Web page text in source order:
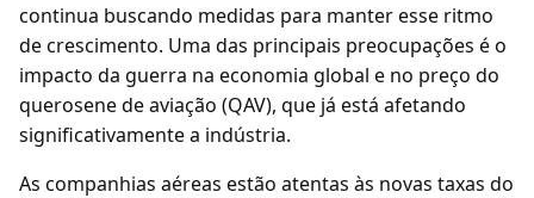
continua buscando medidas para manter esse ritmo
de crescimento. Uma das principais preocupações é o
impacto da guerra na economia global e no preço do
querosene de aviação (QAV), que já está afetando
significativamente a indústria.
As companhias aéreas estão atentas às novas taxas do